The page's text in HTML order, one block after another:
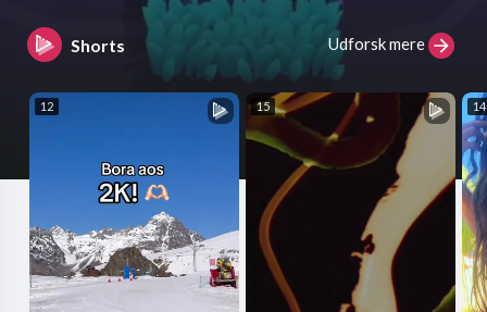
Stars部門
@ZETA しずく
#brawlsta
Shorts Udforsk mere
12 15 14